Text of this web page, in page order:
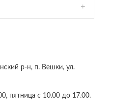
р-н, п. Вешки, ул.
пятница с 10.00 до 17.00.